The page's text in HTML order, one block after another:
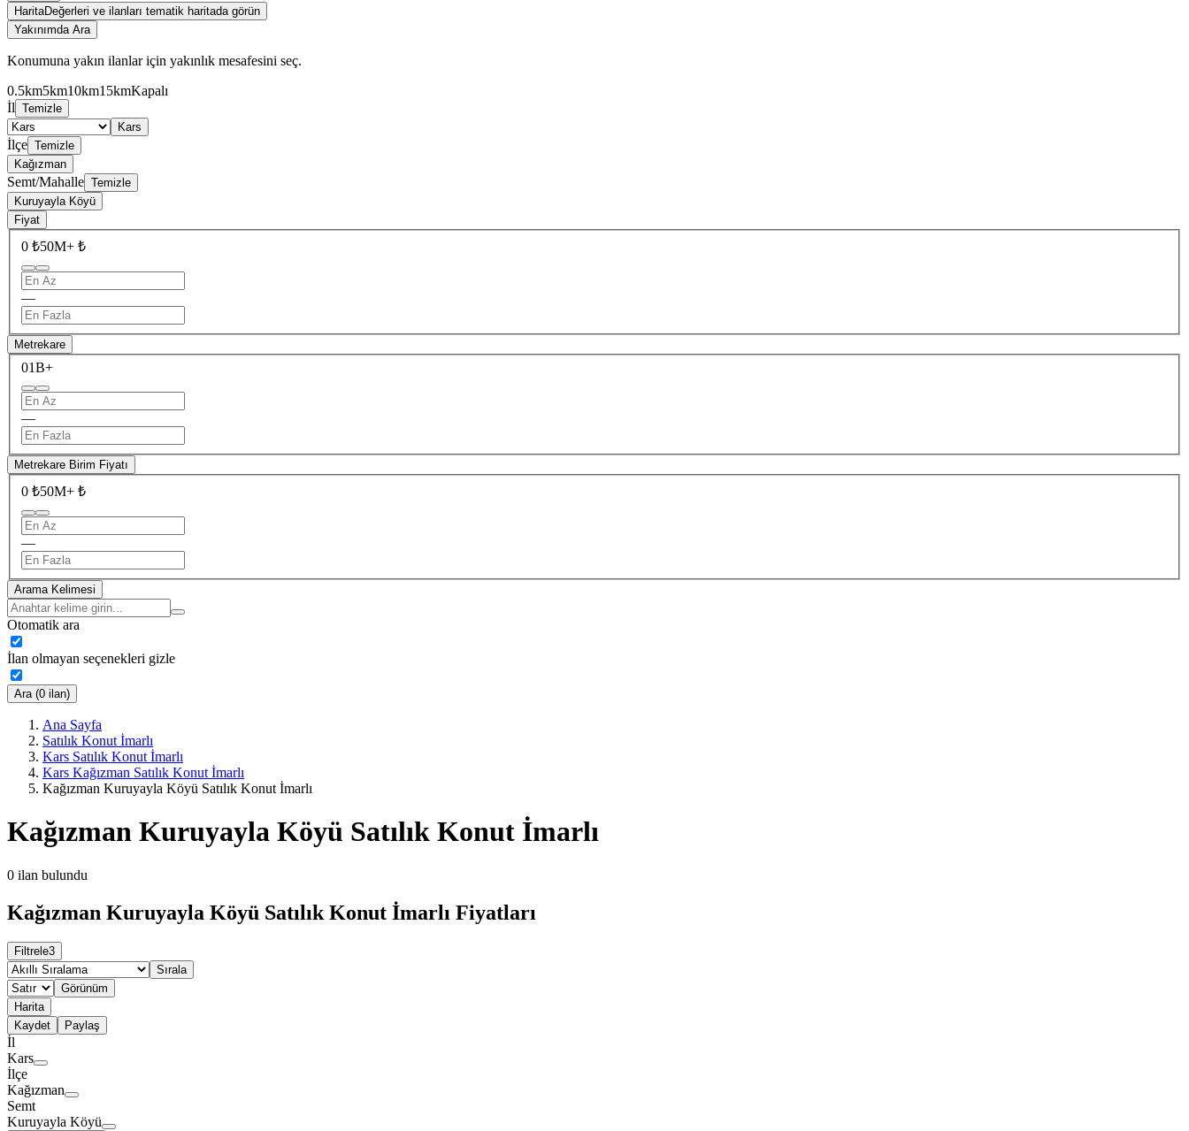
HaritaDeğerleri ve ilanları tematik haritada görün
Yakınımda Ara
Konumuna yakın ilanlar için yakınlık mesafesini seç.
0.5km5km10km15kmKapalı
İl Temizle
Kars
İlçe Temizle
Kağızman
Semt/Mahalle Temizle
Kuruyayla Köyü
Fiyat
0 ₺50M+ ₺
—
Metrekare
01B+
—
Metrekare Birim Fiyatı
0 ₺50M+ ₺
—
Arama Kelimesi
Otomatik ara
İlan olmayan seçenekleri gizle
Ara (0 ilan)
Ana Sayfa
Satılık Konut İmarlı
Kars Satılık Konut İmarlı
Kars Kağızman Satılık Konut İmarlı
Kağızman Kuruyayla Köyü Satılık Konut İmarlı
Kağızman Kuruyayla Köyü Satılık Konut İmarlı
0 ilan bulundu
Kağızman Kuruyayla Köyü Satılık Konut İmarlı Fiyatları
Filtrele3
Sırala
Görünüm
Harita
Kaydet
Paylaş
İl
Kars
İlçe
Kağızman
Semt
Kuruyayla Köyü